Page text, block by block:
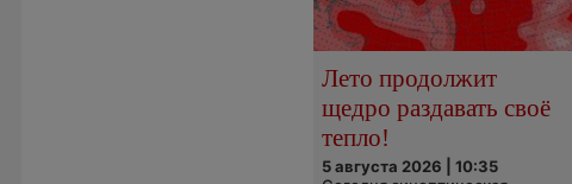
Лето продолжит
щедро раздавать своё
тепло!
5 августа 2026 | 10:35